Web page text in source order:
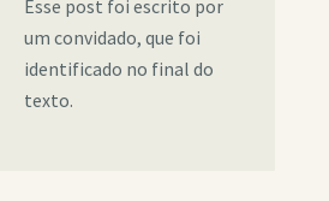
Esse post foi escrito por
um convidado, que foi
identificado no final do
texto.